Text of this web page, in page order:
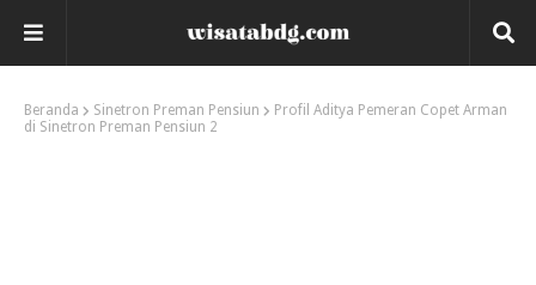
Beranda Sinetron Preman Pensiun
Profil Aditya Pemeran Copet Arman
di Sinetron Preman Pensiun 2